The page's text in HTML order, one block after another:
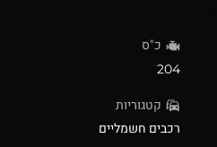
כ"ס
204
קטגוריות
רכבים חשמליים